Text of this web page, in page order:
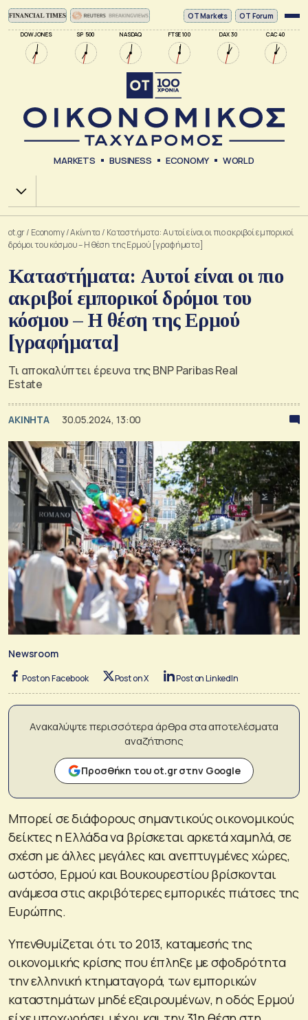
DOW JONES SP 500 NASDAQ FTSE 100 DAX 30 CAC 40
ΟΤ Markets OT Forum
MARKETS BUSINESS ECONOMY WORLD
Χ.Α.
ot.gr/ Economy/Ακίνητα / Καταστήματα: Αυτοί είναι οι πιο ακριβοί εμπορικοί
δρόμοι του κόσμου – Η θέση της Ερμού [γραφήματα]
Καταστήματα: Αυτοί είναι οι πιο
ακριβοί εμπορικοί δρόμοι του
κόσμου – Η θέση της Ερμού
[γραφήματα]
Τι αποκαλύπτει έρευνα της BNP Paribas Real
Estate
ΑΚΙΝΗΤΑ 30.05.2024, 13:00
Newsroom
Post on Facebook Post on X Post on LinkedIn
Ανακαλύψτε περισσότερα άρθρα στα αποτελέσματα
αναζήτησης
Προσθήκη του ot.gr στην Google
Μπορεί σε διάφορους σημαντικούς οικονομικούς
δείκτες η Ελλάδα να βρίσκεται αρκετά χαμηλά, σε
σχέση με άλλες μεγάλες και ανεπτυγμένες χώρες,
ωστόσο, Ερμού και Βουκουρεστίου βρίσκονται
ανάμεσα στις ακριβότερες εμπορικές πιάτσες της
Ευρώπης.
Υπενθυμίζεται ότι το 2013, καταμεσής της
οικονομικής κρίσης που έπληξε με σφοδρότητα
την ελληνική κτηματαγορά, των εμπορικών
καταστημάτων μηδέ εξαιρουμένων, η οδός Ερμού